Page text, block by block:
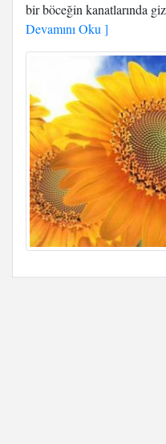
bir böceğin kanatlarında
Devamını Oku ]